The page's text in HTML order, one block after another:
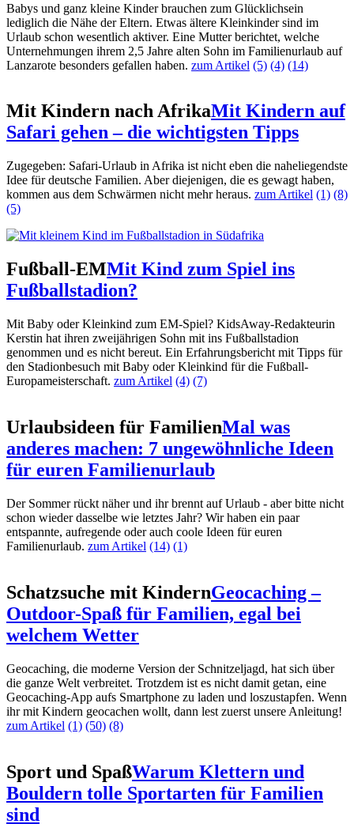
Babys und ganz kleine Kinder brauchen zum Glücklichsein
lediglich die Nähe der Eltern. Etwas ältere Kleinkinder sind im
Urlaub schon wesentlich aktiver. Eine Mutter berichtet, welche
Unternehmungen ihrem 2,5 Jahre alten Sohn im Familienurlaub auf
Lanzarote besonders gefallen haben. zum Artikel (5) (4) (14)
Mit Kindern nach AfrikaMit Kindern auf
Safari gehen – die wichtigsten Tipps
Zugegeben: Safari-Urlaub in Afrika ist nicht eben die naheliegendste
Idee für deutsche Familien. Aber diejenigen, die es gewagt haben,
kommen aus dem Schwärmen nicht mehr heraus. zum Artikel (1) (8)
(5)
Fußball-EMMit Kind zum Spiel ins
Fußballstadion?
Mit Baby oder Kleinkind zum EM-Spiel? KidsAway-Redakteurin
Kerstin hat ihren zweijährigen Sohn mit ins Fußballstadion
genommen und es nicht bereut. Ein Erfahrungsbericht mit Tipps für
den Stadionbesuch mit Baby oder Kleinkind für die Fußball-
Europameisterschaft. zum Artikel (4) (7)
Urlaubsideen für FamilienMal was
anderes machen: 7 ungewöhnliche Ideen
für euren Familienurlaub
Der Sommer rückt näher und ihr brennt auf Urlaub - aber bitte nicht
schon wieder dasselbe wie letztes Jahr? Wir haben ein paar
entspannte, aufregende oder auch coole Ideen für euren
Familienurlaub. zum Artikel (14) (1)
Schatzsuche mit KindernGeocaching –
Outdoor-Spaß für Familien, egal bei
welchem Wetter
Geocaching, die moderne Version der Schnitzeljagd, hat sich über
die ganze Welt verbreitet. Trotzdem ist es nicht damit getan, eine
Geocaching-App aufs Smartphone zu laden und loszustapfen. Wenn
ihr mit Kindern geocachen wollt, dann lest zuerst unsere Anleitung!
zum Artikel (1) (50) (8)
Sport und SpaßWarum Klettern und
Bouldern tolle Sportarten für Familien
sind